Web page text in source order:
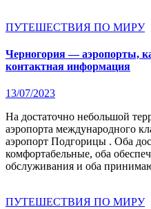
ПУТЕШЕСТВИЯ ПО МИРУ
Черногория — аэропорты,
контактная информация
13/07/2023
На достаточно небольшой территории, расположено два
аэропорта международного
аэропорт Подгорицы . Оба
комфортабельные, оба
обслуживания и оба
ПУТЕШЕСТВИЯ ПО МИРУ